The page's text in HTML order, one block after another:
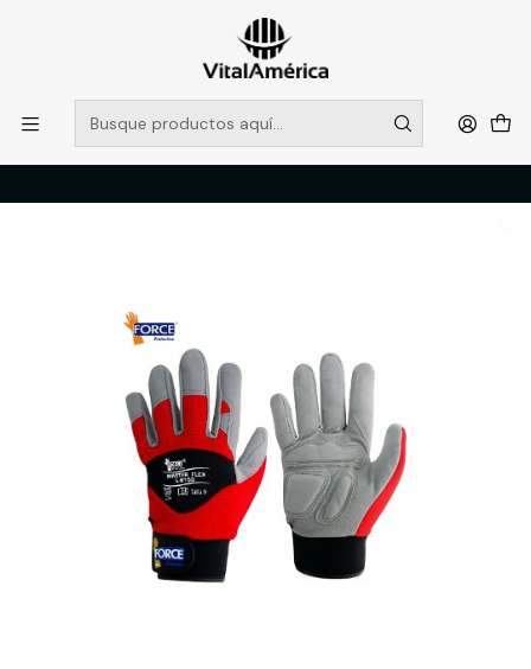
POR SISTEMA FRONTAL SOLO RETIROS EN TIENDA, DESDE
MUCHAS GRACIAS +569 5956 2237
Leer más
Inicio PROTECCION PERSONAL
MANOS
GUANTE MASTER FLEX L-9150 FORCE